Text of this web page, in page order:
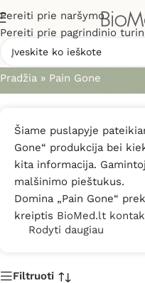
Pereiti prie naršymo
Pereiti prie pagrindinio
Pain Gone
Pradžia » Pain Gone
Šiame puslapyje
Gone“ produkcija bei
kita informacija.
malšinimo pieštukus.
Domina „Pain Gone“
kreiptis BioMed.lt
Rodyti daugiau
Filtruoti